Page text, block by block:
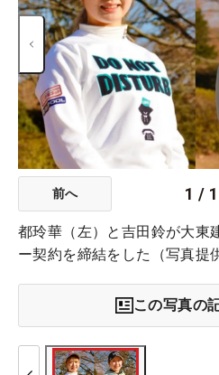
前へ 1 / 1
都玲華（左）と吉田鈴が大東
ー契約を締結をした（写真提
この写真の